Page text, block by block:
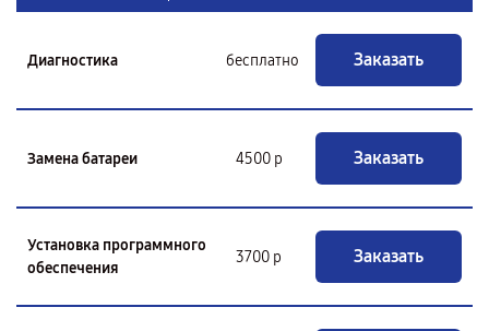
Диагностика бесплатно Заказать
Замена батареи 4500 р Заказать
Установка программного
обеспечения
3700 р Заказать